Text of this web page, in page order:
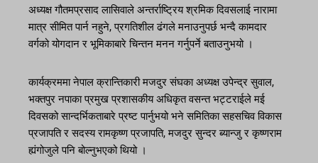
अध्यक्ष गौतमप्रसाद लासिवाले अन्तर्राष्ट्रिय श्रमिक दिवसलाई नारामा
मात्र सीमित पार्न नहुने, प्रगतिशील ढंगले मनाउनुपर्छ भन्दै कामदार
वर्गको योगदान र भूमिकाबारे चिन्तन मनन गर्नुपर्ने बताउनुभयो ।
कार्यक्रममा नेपाल क्रान्तिकारी मजदुर संघका अध्यक्ष उपेन्द्र सुवाल,
भक्तपुर नपाका प्रमुख प्रशासकीय अधिकृत वसन्त भट्टराईले मई
दिवसको सान्दर्भिकताबारे प्रष्ट पार्नुभयो भने समितिका सहसचिव विकास
प्रजापति र सदस्य रामकृष्ण प्रजापति, मजदुर सुन्दर ब्यान्जु र कृष्णराम
ह्यंगोजुले पनि बोल्नुभएको थियो ।